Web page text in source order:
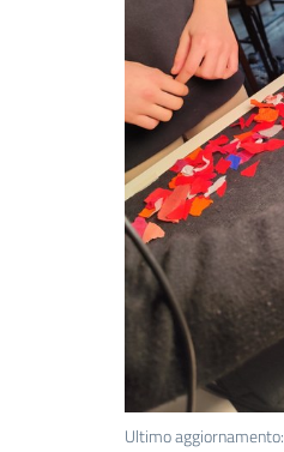
Ultimo aggiornamento: